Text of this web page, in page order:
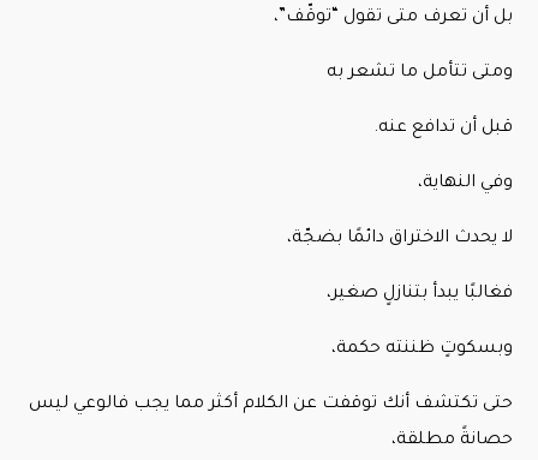
بل أن تعرف متى تقول “توقّف”،
ومتى تتأمل ما تشعر به
قبل أن تدافع عنه.
وفي النهاية،
لا يحدث الاختراق دائمًا بضجّة،
فغالبًا يبدأ بتنازلٍ صغير،
وبسكوتٍ ظننته حكمة،
حتى تكتشف أنك توقفت عن الكلام أكثر مما يجب فالوعي ليس
حصانةً مطلقة،